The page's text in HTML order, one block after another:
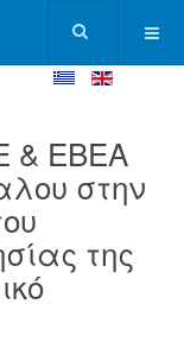
& ΕΒΕΑ
στην
της